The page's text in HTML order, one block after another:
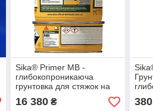
Sika® Primer MB -
глибокопроникаюча
грунтовка для стяжок на
основі епоксидної смоли,
10 кг
16 380₴ 380